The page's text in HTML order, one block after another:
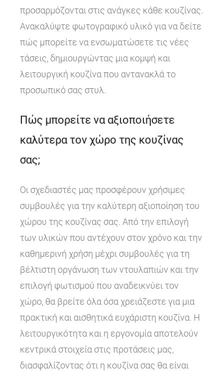
προσαρμόζονται στις ανάγκες κάθε κουζίνας.
Ανακαλύψτε φωτογραφικό υλικό για να δείτε
πώς μπορείτε να ενσωματώσετε τις νέες
τάσεις, δημιουργώντας μια κομψή και
λειτουργική κουζίνα που αντανακλά το
προσωπικό σας στυλ.
Πώς μπορείτε να αξιοποιήσετε
καλύτερα τον χώρο της κουζίνας
σας;
Οι σχεδιαστές μας προσφέρουν χρήσιμες
συμβουλές για την καλύτερη αξιοποίηση του
χώρου της κουζίνας σας. Από την επιλογή
των υλικών που αντέχουν στον χρόνο και την
καθημερινή χρήση μέχρι συμβουλές για τη
βέλτιστη οργάνωση των ντουλαπιών και την
επιλογή φωτισμού που αναδεικνύει τον
χώρο, θα βρείτε όλα όσα χρειάζεστε για μια
πρακτική και αισθητικά ευχάριστη κουζίνα. Η
λειτουργικότητα και η εργονομία αποτελούν
κεντρικά στοιχεία στις προτάσεις μας,
διασφαλίζοντας ότι η κουζίνα σας θα είναι